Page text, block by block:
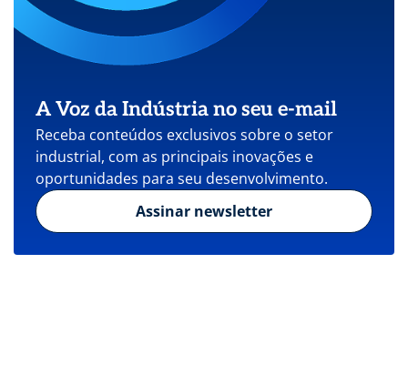
A Voz da Indústria no seu e-mail
Receba conteúdos exclusivos sobre o setor
industrial, com as principais inovações e
oportunidades para seu desenvolvimento.
Assinar newsletter